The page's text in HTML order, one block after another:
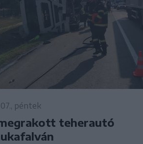
péntek
teherautó